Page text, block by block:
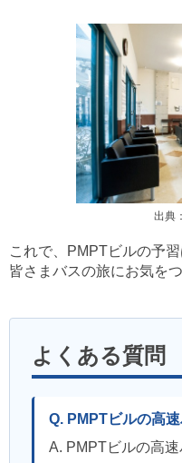
出典：
これで、PMPTビルの予
皆さまバスの旅にお気を
よくある質問
Q. PMPTビルの高
A. PMPTビルの高